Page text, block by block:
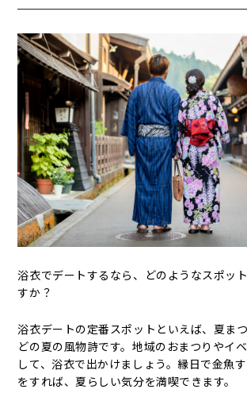
浴衣でデートするなら、どのようなスポッ
すか？
浴衣デートの定番スポットといえば、夏ま
どの夏の風物詩です。地域のおまつりやイ
して、浴衣で出かけましょう。縁日で金魚
をすれば、夏らしい気分を満喫できます。